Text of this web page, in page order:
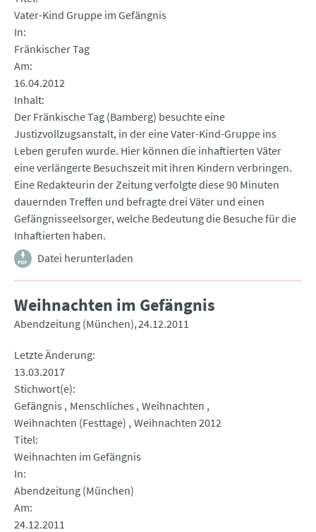
Vater-Kind Gruppe im Gefängnis
In
Fränkischer Tag
Am
16.04.2012
Inhalt
Der Fränkische Tag (Bamberg) besuchte eine
Justizvollzugsanstalt, in der eine Vater-Kind-Gruppe ins
Leben gerufen wurde. Hier können die inhaftierten Väter
eine verlängerte Besuchszeit mit ihren Kindern verbringen.
Eine Redakteurin der Zeitung verfolgte diese 90 Minuten
dauernden Treffen und befragte drei Väter und einen
Gefängnisseelsorger, welche Bedeutung die Besuche für die
Inhaftierten haben.
Datei herunterladen
Weihnachten im Gefängnis
Abendzeitung (München) 24.12.2011
Letzte Änderung
13.03.2017
Stichwort(e)
Gefängnis
Menschliches Weihnachten
Weihnachten (Festtage) Weihnachten 2012
Titel
Weihnachten im Gefängnis
In
Abendzeitung (München)
Am
24.12.2011